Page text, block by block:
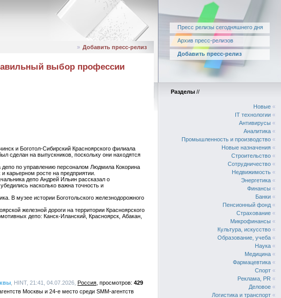
Пресс релизы сегодняшнего дня
Архив пресс-релизов
Добавить пресс-релиз
» Добавить пресс-релиз
выбор профессии
и Боготол-Сибирский Красноярского филиала
сделан на выпускников, поскольку они находятся
депо по управлению персоналом Людмила Кокорина
карьерном росте на предприятии.
депо Андрей Ильин рассказал о
насколько важна точность и
В музее истории Боготольского железнодорожного
железной дороги на территории Красноярского
депо: Канск-Иланский, Красноярск, Абакан,
, HINT, 21:41, 04.07.2026, Россия
429
Москвы и 24-е место среди SMM-агентств
Разделы //
Новые «
IT технологии «
Антивирусы «
Аналитика «
Промышленность и производство «
Новые назначения «
Строительство «
Сотрудничество «
Недвижимость «
Энергетика «
Финансы «
Банки «
Пенсионный фонд «
Страхование «
Микрофинансы «
Культура, искусство «
Образование, учеба «
Наука «
Медицина «
Фармацевтика «
Спорт «
Реклама, PR «
Деловое «
Логистика и транспорт «